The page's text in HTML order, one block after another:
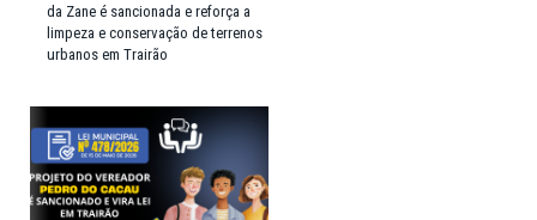
da Zane é sancionada e reforça a
limpeza e conservação de terrenos
urbanos em Trairão